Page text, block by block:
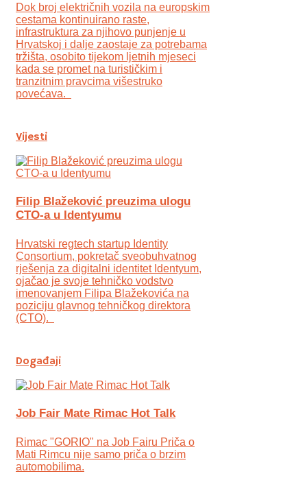
Dok broj električnih vozila na europskim
cestama kontinuirano raste,
infrastruktura za njihovo punjenje u
Hrvatskoj i dalje zaostaje za potrebama
tržišta, osobito tijekom ljetnih mjeseci
kada se promet na turističkim i
tranzitnim pravcima višestruko
povećava.
Vijesti
Filip Blažeković preuzima ulogu
CTO-a u Identyumu
Hrvatski regtech startup Identity
Consortium, pokretač sveobuhvatnog
rješenja za digitalni identitet Identyum,
ojаčao je svoje tehničko vodstvo
imenovanjem Filipa Blažekovića na
poziciju glavnog tehničkog direktora
(CTO).
Događaji
Job Fair Mate Rimac Hot Talk
Rimac "GORIO" na Job Fairu Priča o
Mati Rimcu nije samo priča o brzim
automobilima.